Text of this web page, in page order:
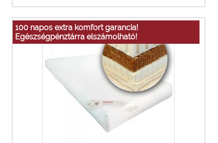
100 napos extra komfort garancia!
Egészségpénztárra elszámolható!